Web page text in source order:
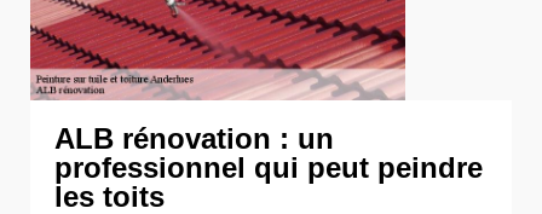
ALB rénovation : un
professionnel qui peut peindre
les toits